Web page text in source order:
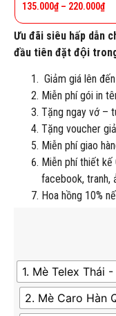
135.000₫ – 220.000₫
Ưu đãi siêu hấp dẫn
đầu tiên đặt đội
Giảm giá lên
Miễn phí gói in
Tặng ngay vớ –
Tặng voucher
Miễn phí giao
Miễn phí thiết
facebook, tranh,
Hoa hồng 10%
1. Mè Telex Thái
2. Mè Caro Hàn